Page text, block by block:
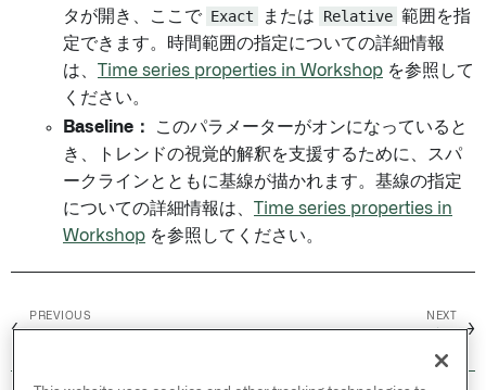
タが開き、ここで Exact または Relative 範囲を指
定できます。時間範囲の指定についての詳細情報
は、 Time series properties in Workshop を参照して
ください。
Baseline：
このパラメーターがオンになっていると
き、トレンドの視覚的解釈を支援するために、スパ
ークラインとともに基線が描かれます。基線の指定
についての詳細情報は、 Time series properties in
Workshop を参照してください。
←
PREVIOUS NEXT
→